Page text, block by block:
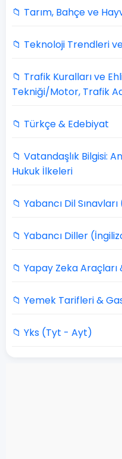
📁 Tarım, Bahçe ve
📁 Teknoloji Trendleri
📁 Trafik Kuralları ve
Tekniği/Motor, Trafik
📁 Türkçe & Edebiyat
📁 Vatandaşlık Bilgisi:
Hukuk İlkeleri
📁 Yabancı Dil
📁 Yabancı Diller
📁 Yapay Zeka
📁 Yemek Tarifleri &
📁 Yks (Tyt - Ayt)